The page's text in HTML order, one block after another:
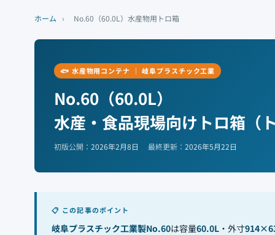
ホーム › No.60（60.0L）水産物用トロ箱
🐟 水産物用コンテナ ｜ 岐阜プラスチック工業
No.60（60.0L）
水産・食品現場向けトロ箱（
初版公開： 2026年2月8日 最終更新： 2026年5月22日
📋 この記事のポイント
岐阜プラスチック工業製No.60は容量60.0L ・外寸